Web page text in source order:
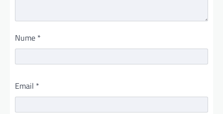
Nume *
Email *